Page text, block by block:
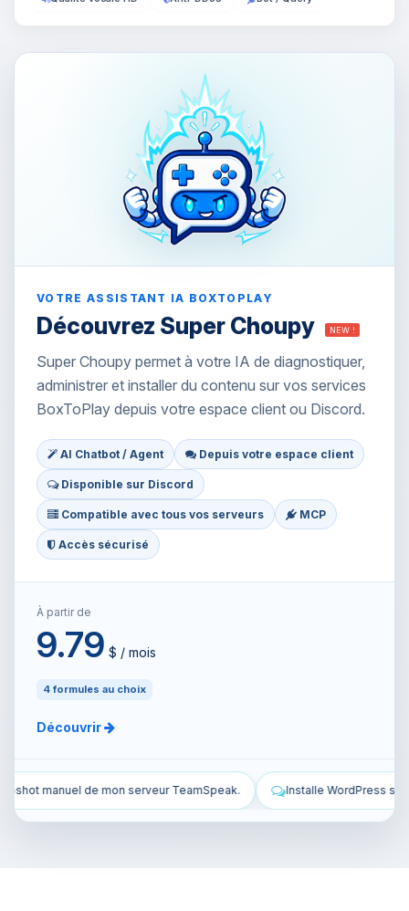
VOTRE ASSISTANT IA BOXTOPLAY
Découvrez Super Choupy NEW !
Super Choupy permet à votre IA de diagnostiquer,
administrer et installer du contenu sur vos services
BoxToPlay depuis votre espace client ou Discord.
AI Chatbot / Agent Depuis votre espace client
Disponible sur Discord
Compatible avec tous vos serveurs MCP
Accès sécurisé
À partir de
9.79 $ / mois
4 formules au choix
Découvrir
Installe WordPress sur mon VPS et configure-le.